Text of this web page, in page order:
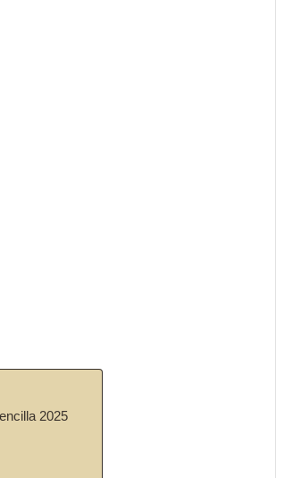
2025